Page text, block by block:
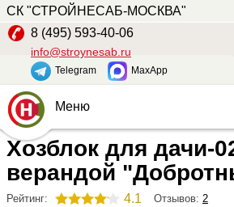
СК "СТРОЙНЕСАБ-МОСКВА"
8 (495) 593-40-06
info@stroynesab.ru
Telegram MaxApp
Главная
Каталог
Услуги
Меню
Хозблок для дачи-
верандой
Рейтинг: 4.1 Отзывов: 2